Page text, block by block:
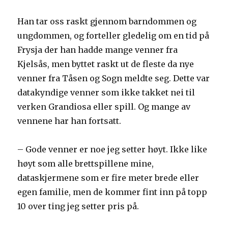
Han tar oss raskt gjennom barndommen og
ungdommen, og forteller gledelig om en tid på
Frysja der han hadde mange venner fra
Kjelsås, men byttet raskt ut de fleste da nye
venner fra Tåsen og Sogn meldte seg. Dette var
datakyndige venner som ikke takket nei til
verken Grandiosa eller spill. Og mange av
vennene har han fortsatt.
– Gode venner er noe jeg setter høyt. Ikke like
høyt som alle brettspillene mine,
dataskjermene som er fire meter brede eller
egen familie, men de kommer fint inn på topp
10 over ting jeg setter pris på.